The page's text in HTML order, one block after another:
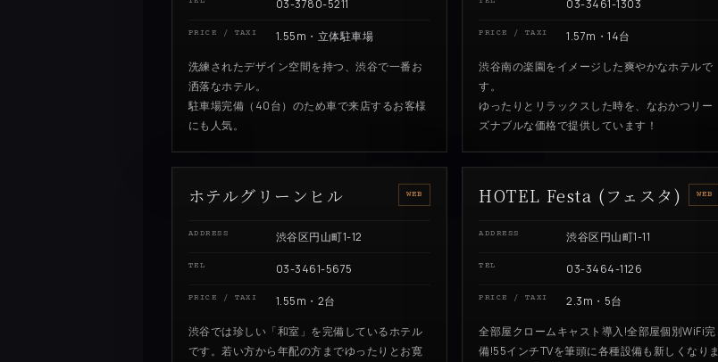
03-3780-5211
PRICE / TAXI
1.55m・立体駐車場
洗練されたデザイン空間を持つ、渋谷で一番お
洒落なホテル。
駐車場完備（40台）のため車で来店するお客様
にも人気。
03-3461-1303
PRICE / TAXI
1.57m・14台
渋谷南の楽園をイメージした爽やかなホテルで
す。
ゆったりとリラックスした時を、なおかつリー
ズナブルな価格で提供しています！
ホテルグリーンヒル WEB
ADDRESS 渋谷区円山町1-12
TEL 03-3461-5675
PRICE / TAXI
1.55m・2台
渋谷では珍しい「和室」を完備しているホテル
です。若い方から年配の方までゆったりとお寛
HOTEL Festa (フェスタ) WEB
ADDRESS 渋谷区円山町1-11
TEL 03-3464-1126
PRICE / TAXI
2.3m・5台
全部屋クロームキャスト導入!全部屋個別WiFi完
備!55インチTVを筆頭に各種設備も新しくなりま